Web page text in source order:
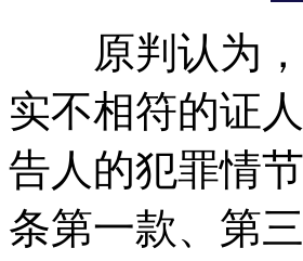
原判认为，
实不相符的证
告人的犯罪情
条第一款、第